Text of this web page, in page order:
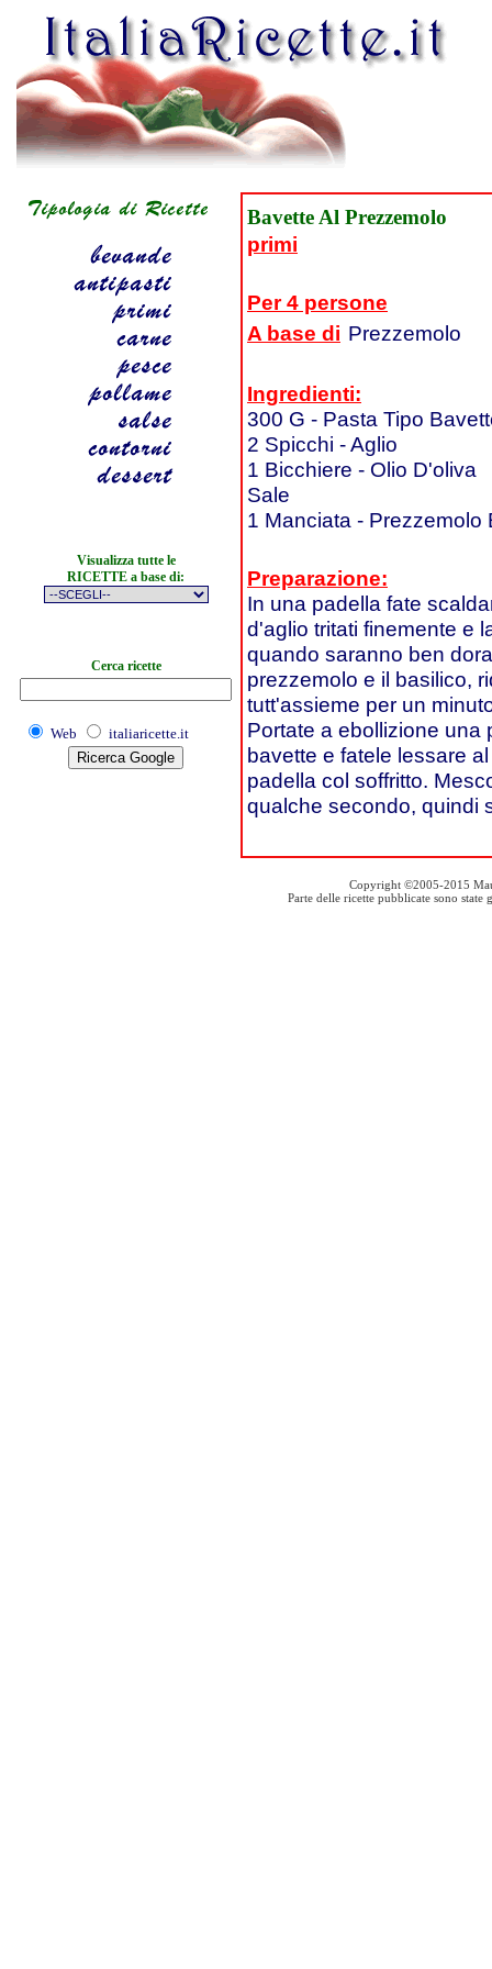
Visualizza tutte le
RICETTE a base di:
Cerca ricette
Web italiaricette.it
Bavette Al Prezzemolo
primi
Per 4 persone
A base di Prezzemolo
Ingredienti:
300 G - Pasta Tipo
2 Spicchi - Aglio
1 Bicchiere - Olio D'oliva
Sale
1 Manciata - Prezzemolo
Preparazione:
In una padella fate
d'aglio tritati finemente e
quando saranno ben
prezzemolo e il basilico,
tutt'assieme per un
Portate a ebollizione una
bavette e fatele lessare
padella col soffritto.
qualche secondo, quindi
Copyright ©2005-2015
Parte delle ricette pubblicate sono state